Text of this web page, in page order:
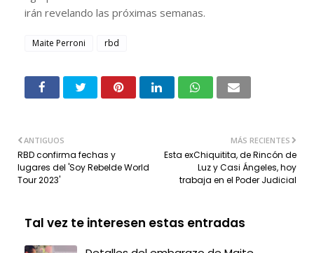
irán revelando las próximas semanas.
Maite Perroni rbd
MÁS RECIENTES
Esta exChiquitita, de Rincón de
Luz y Casi Ángeles, hoy
trabaja en el Poder Judicial
ANTIGUOS
RBD confirma fechas y
lugares del 'Soy Rebelde World
Tour 2023'
Tal vez te interesen estas entradas